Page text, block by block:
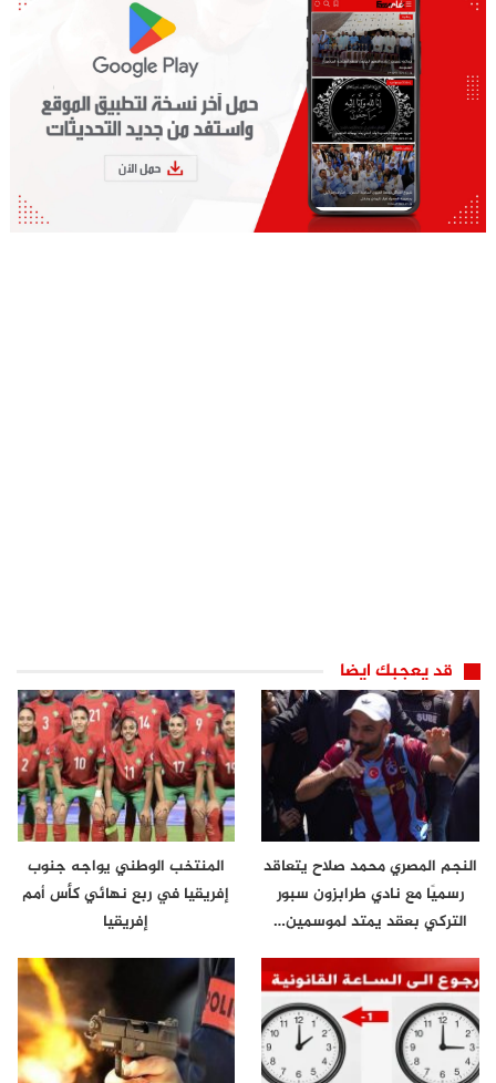
قد يعجبك ايضا
النجم المصري محمد صلاح يتعاقد
رسميًا مع نادي طرابزون سبور
التركي بعقد يمتد لموسمين…
المنتخب الوطني يواجه جنوب
إفريقيا في ربع نهائي كأس أمم
إفريقيا